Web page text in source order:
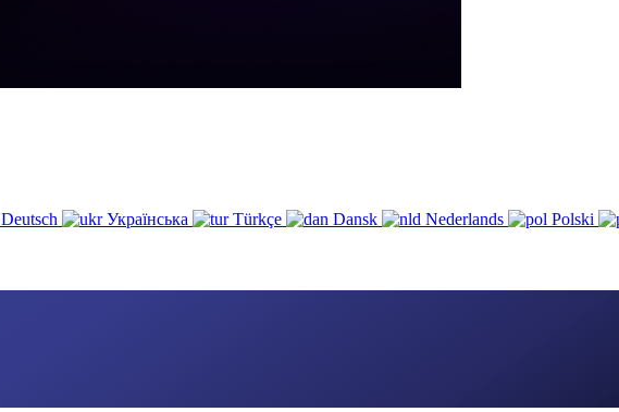
Deutsch Українська Türkçe Dansk Nederlands Polski